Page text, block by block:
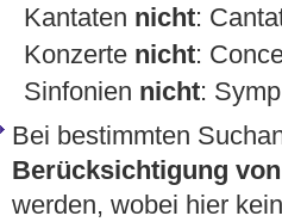
Kantaten nicht:
Konzerte nicht:
Sinfonien nicht:
Bei bestimmten
Berücksichtigung
werden, wobei hier